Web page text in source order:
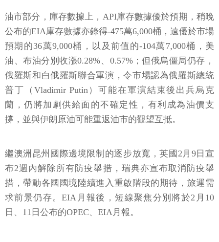
油市部分，庫存數據上，API庫存數據優於預期，稍晚
公布的EIA庫存數據亦錄得-475萬6,000桶，遠優於市場
預期的36萬9,000桶，以及前值的-104萬7,000桶，美
油、布油分別收漲0.28%、0.57%；但俄烏僵局仍存，
俄羅斯和白俄羅斯聯合軍演，令市場認為俄羅斯總統
普丁（Vladimir Putin）可能在軍演結束後出兵烏克
蘭，仍將加劇供給面的不確定性，有利成為油價支
撐，並與伊朗原油可能重返油市的觀望互抵。
繼澳洲昆州國際邊境限制的逐步放寬，英國2月9日宣
布2週內解除所有防疫舉措，瑞典亦宣布取消防疫舉
措，帶動各國國境陸續進入重啟階段的期待，旅運需
求前景仍存。EIA月報後，短線聚焦分別將於2月10
日、11日公布的OPEC、EIA月報。